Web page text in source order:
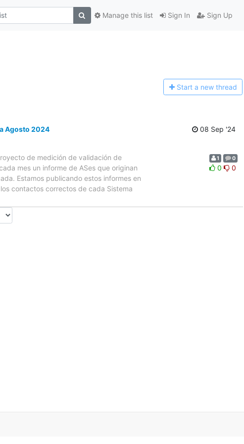
Sign In Sign Up
Manage this list
Start a new thread
Agosto 2024
08 Sep '24
de medición de validación de
mes un informe de ASes que originan
Estamos publicando estos informes en
contactos correctos de cada Sistema
1 0
0 0